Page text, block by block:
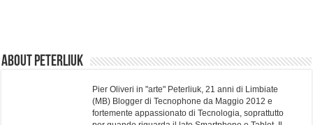
About Peterliuk
Pier Oliveri in "arte" Peterliuk, 21 anni di Limbiate
(MB) Blogger di Tecnophone da Maggio 2012 e
fortemente appassionato di Tecnologia, soprattutto